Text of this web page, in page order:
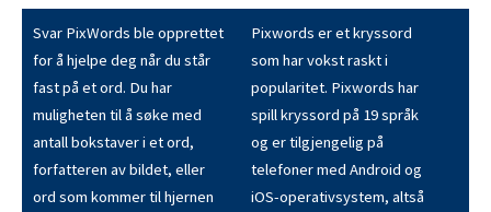
Svar PixWords ble opprettet
for å hjelpe deg når du står
fast på et ord. Du har
muligheten til å søke med
antall bokstaver i et ord,
forfatteren av bildet, eller
ord som kommer til hjernen
Pixwords er et kryssord
som har vokst raskt i
popularitet. Pixwords har
spill kryssord på 19 språk
og er tilgjengelig på
telefoner med Android og
iOS-operativsystem, altså